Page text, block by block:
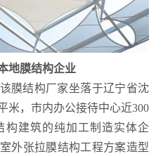
地膜结构企业
膜结构厂家坐落于辽宁省沈
米，市内办公接待中心近300
构建筑的纯加工制造实体企
外张拉膜结构工程方案造型